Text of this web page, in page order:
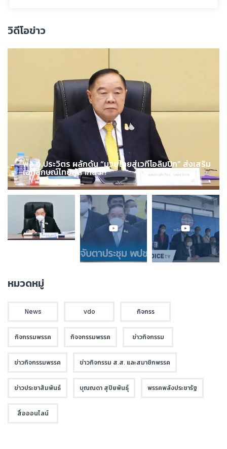
วิดีโอข่าว
พล.อ.ประวิตร ผลักดัน “มวยไทยสู่เวทีโอลิมปิก” ส่งเสริม
เอกลักษณ์ไทยสู่สากล !!!
หมวดหมู่
News vdo กิจกรร
กิจกรรมพรรค กิจจกรรมพรรค ข่าวกิจกรรม
ข่าวกิจกรรมพรรค ข่าวกิจกรรม ส.ส. และสมาชิกพรรค
ข่าวประชาสัมพันธ์ บุณณดา สุปิยพันธุ์ พรรคพลังประชารัฐ
สื่อออนไลน์